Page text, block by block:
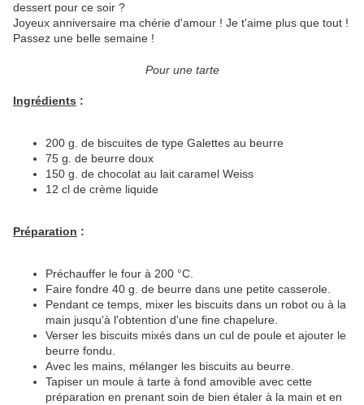
dessert pour ce soir ?
Joyeux anniversaire ma chérie d'amour ! Je t'aime plus que tout !
Passez une belle semaine !
Pour une tarte
Ingrédients :
200 g. de biscuites de type Galettes au beurre
75 g. de beurre doux
150 g. de chocolat au lait caramel Weiss
12 cl de crème liquide
Préparation :
Préchauffer le four à 200 °C.
Faire fondre 40 g. de beurre dans une petite casserole.
Pendant ce temps, mixer les biscuits dans un robot ou à la
main jusqu'à l'obtention d'une fine chapelure.
Verser les biscuits mixés dans un cul de poule et ajouter le
beurre fondu.
Avec les mains, mélanger les biscuits au beurre.
Tapiser un moule à tarte à fond amovible avec cette
préparation en prenant soin de bien étaler à la main et en